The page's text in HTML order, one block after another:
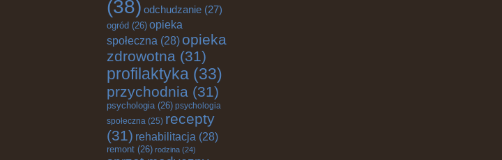
(38) odchudzanie (27)
ogród (26) opieka
społeczna (28) opieka
zdrowotna (31)
profilaktyka (33)
przychodnia (31)
psychologia(26) psychologia
społeczna (25) recepty
(31) rehabilitacja (28)
remont (26) rodzina (24)